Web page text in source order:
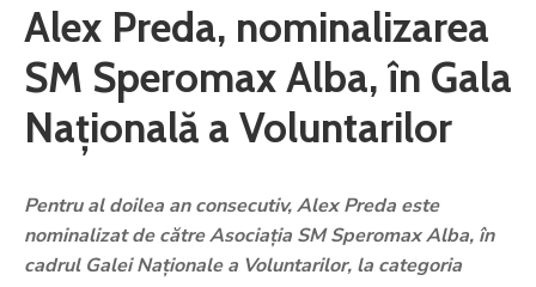
Alex Preda, nominalizarea
SM Speromax Alba, în Gala
Națională a Voluntarilor
Pentru al doilea an consecutiv, Alex Preda este
nominalizat de către Asociația SM Speromax Alba, în
cadrul Galei Naționale a Voluntarilor, la categoria